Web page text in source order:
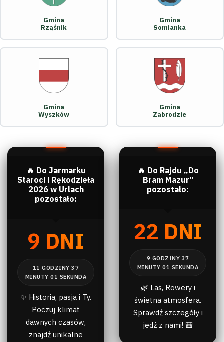
Gmina
Rząśnik
Gmina
Somianka
Gmina
Wyszków
Gmina
Zabrodzie
🔥 Do Jarmarku
Staroci i Rękodzieła
2026 w Urlach
pozostało:
9 DNI
✨ Historia, pasja i Ty.
Poczuj klimat
dawnych czasów,
znajdź unikalne
🔥 Do Rajdu „Do
Bram Mazur”
pozostało:
22 DNI
🌿 Las, Rowery i
świetna atmosfera.
Sprawdź szczegóły i
jedź z nami! 🎒